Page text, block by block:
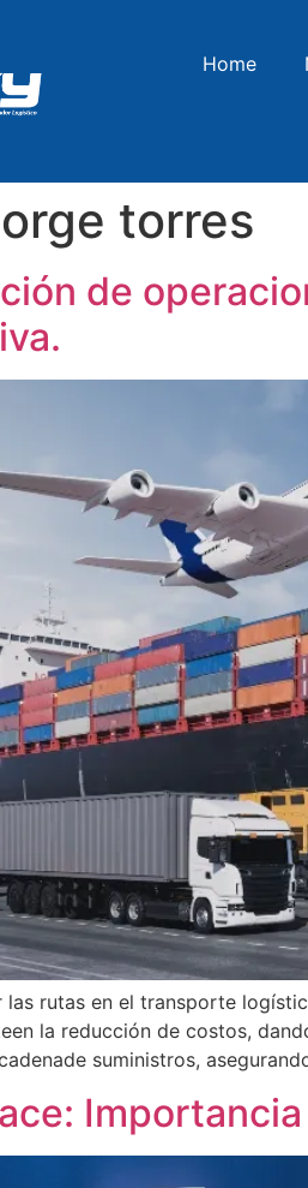
Home
torres
de
rutas en el transporte
la reducción de costos,
suministros,